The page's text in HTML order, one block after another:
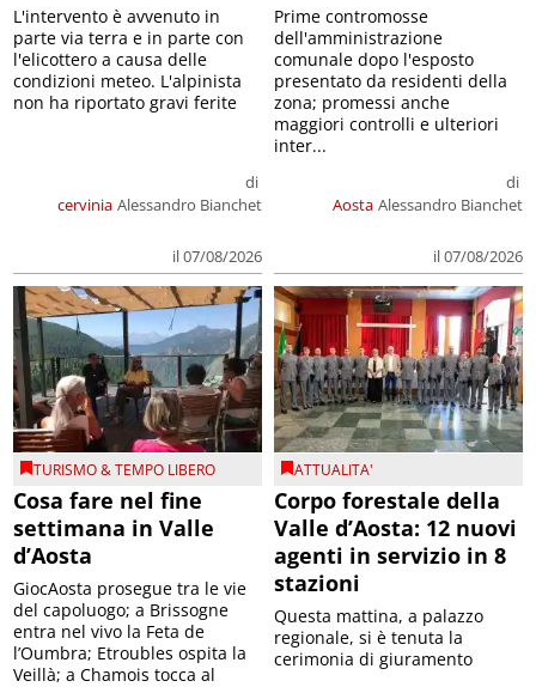
cervinia
di
Alessandro Bianchet
il 07/08/2026
L'intervento è avvenuto in
parte via terra e in parte con
l'elicottero a causa delle
condizioni meteo. L'alpinista
non ha riportato gravi ferite
Aosta
di
Alessandro Bianchet
il 07/08/2026
Prime contromosse
dell'amministrazione
comunale dopo l'esposto
presentato da residenti della
zona; promessi anche
maggiori controlli e ulteriori
inter...
TURISMO & TEMPO LIBERO
Cosa fare nel fine
settimana in Valle
d’Aosta
GiocAosta prosegue tra le vie
del capoluogo; a Brissogne
entra nel vivo la Feta de
l’Oumbra; Etroubles ospita la
Veillà; a Chamois tocca al
ATTUALITA'
Corpo forestale della
Valle d’Aosta: 12 nuovi
agenti in servizio in 8
stazioni
Questa mattina, a palazzo
regionale, si è tenuta la
cerimonia di giuramento